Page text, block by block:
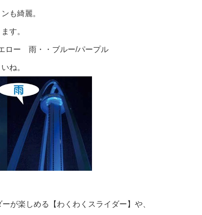
も綺麗。
す。
ロー 雨・・ブルー/パープル
ね。
が楽しめる 【わくわくスライダー】 や、